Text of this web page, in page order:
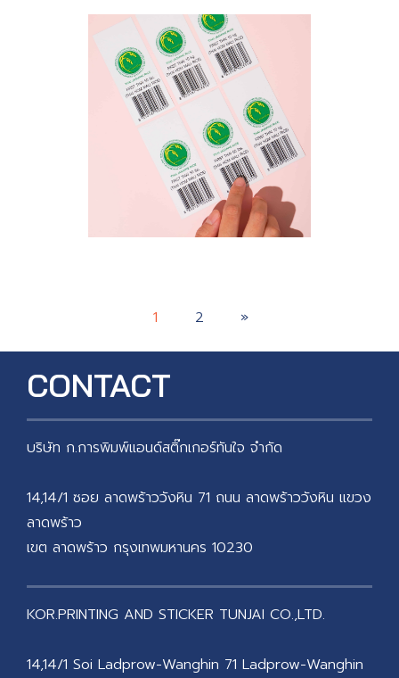
1 2 »
CONTACT
บริษัท ก.การพิมพ์แอนด์สติ๊กเกอร์ทันใจ จำกัด
14,14/1 ซอย ลาดพร้าววังหิน 71 ถนน ลาดพร้าววังหิน แขวง
ลาดพร้าว
เขต ลาดพร้าว กรุงเทพมหานคร 10230
KOR.PRINTING AND STICKER TUNJAI CO.,LTD.
14,14/1 Soi Ladprow-Wanghin 71 Ladprow-Wanghin